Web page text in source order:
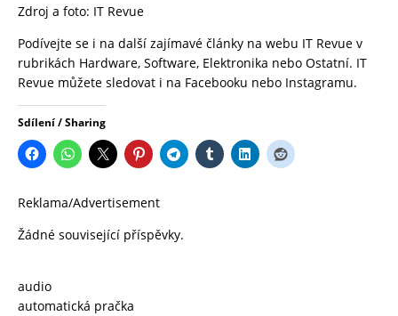
Zdroj a foto: IT Revue
Podívejte se i na další zajímavé články na webu IT Revue v
rubrikách Hardware, Software, Elektronika nebo Ostatní. IT
Revue můžete sledovat i na Facebooku nebo Instagramu.
Sdílení / Sharing
Reklama/Advertisement
Žádné související příspěvky.
audio
automatická pračka